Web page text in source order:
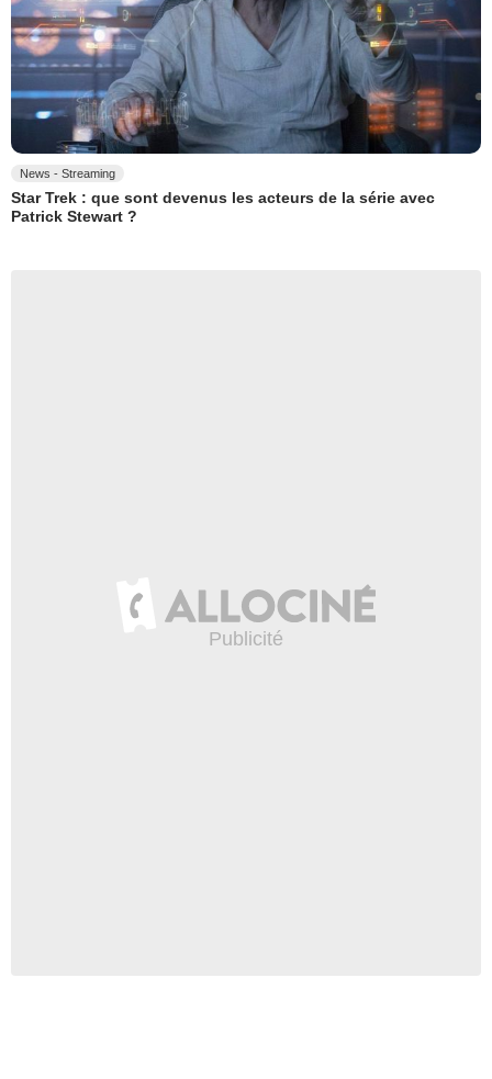
News - Streaming
Star Trek : que sont devenus les acteurs de la série avec
Patrick Stewart ?